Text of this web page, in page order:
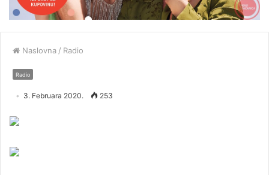
Naslovna / Radio
Radio
3. Februara 2020. 253